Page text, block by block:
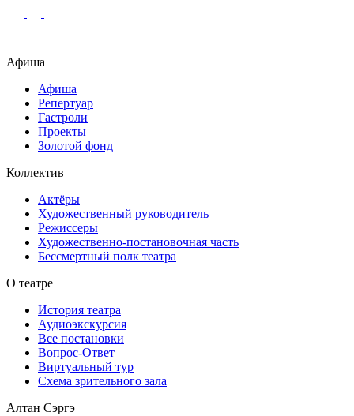
Афиша
Афиша
Репертуар
Гастроли
Проекты
Золотой фонд
Коллектив
Актёры
Художественный руководитель
Режиссеры
Художественно-постановочная часть
Бессмертный полк театра
О театре
История театра
Аудиоэкскурсия
Все постановки
Вопрос-Ответ
Виртуальный тур
Схема зрительного зала
Алтан Сэргэ